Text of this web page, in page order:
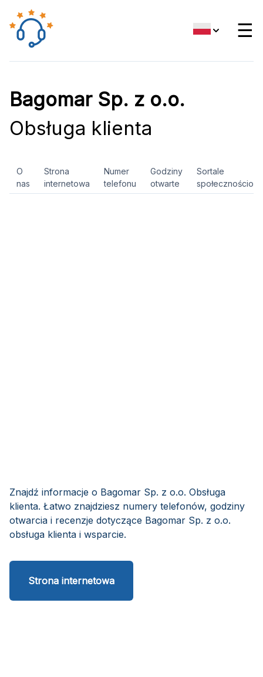
☰
Bagomar Sp. z o.o.
Obsługa klienta
O
nas
Strona
internetowa
Numer
telefonu
Godziny
otwarte
Sortale
Znajdź informacje o Bagomar Sp. z o.o. Obsługa
klienta. Łatwo znajdziesz numery telefonów, godziny
otwarcia i recenzje dotyczące Bagomar Sp. z o.o.
obsługa klienta i wsparcie.
Strona internetowa